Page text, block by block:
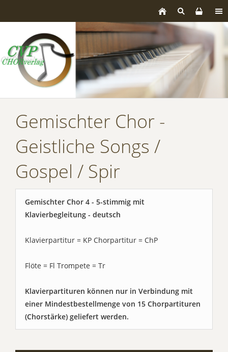
Gemischter Chor -
Geistliche Songs /
Gospel / Spir
Gemischter Chor 4 - 5-stimmig mit
Klavierbegleitung - deutsch
Klavierpartitur = KP Chorpartitur = ChP
Flöte = Fl Trompete = Tr
Klavierpartituren können nur in Verbindung mit
einer Mindestbestellmenge von 15 Chorpartituren
(Chorstärke) geliefert werden.